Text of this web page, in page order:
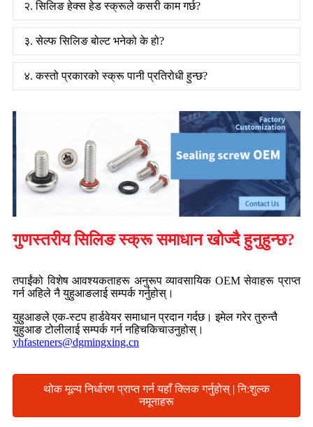
२. सिलिङ हेक्स हेड स्क्रूले कसरी काम गर्छ?
३. सेल्फ सिलिङ बोल्ट भनेको के हो?
४. कस्तो प्रकारको स्क्रू पानी प्रतिरोधी हुन्छ?
गुणस्तरीय सिलिङ स्क्रू समाधान खोज्दै हुनुहुन्छ?
तपाईंको विशेष आवश्यकताहरू अनुरूप व्यावसायिक OEM सेवाहरू प्राप्त
गर्न अहिले नै युहुआङलाई सम्पर्क गर्नुहोस्।
युहुआङले एक-स्टप हार्डवेयर समाधान प्रदान गर्दछ। इमेल गरेर तुरुन्तै
युहुआङ टोलीलाई सम्पर्क गर्न नहिचकिचाउनुहोस्।
yhfasteners@dgmingxing.cn
थोक मूल्य निर्धारण प्राप्त गर्न यहाँ क्लिक गर्नुहोस् | नि:शुल्क
नमूनाहरू